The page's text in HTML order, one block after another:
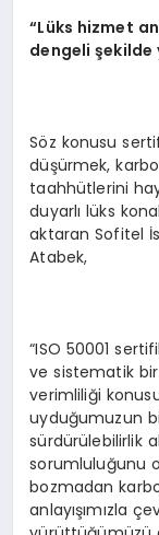
“Lüks hizmet
dengeli şekilde
Söz konusu
düşürmek,
taahhütlerini
duyarlı lüks
aktaran Sofitel
Atabek,
“ISO 50001
ve sistematik
verimliliği
uyduğumuzun
sürdürülebilirlik
sorumluluğunu
bozmadan
anlayışımızla